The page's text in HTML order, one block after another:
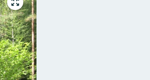
Gå
till
helskärmsläge